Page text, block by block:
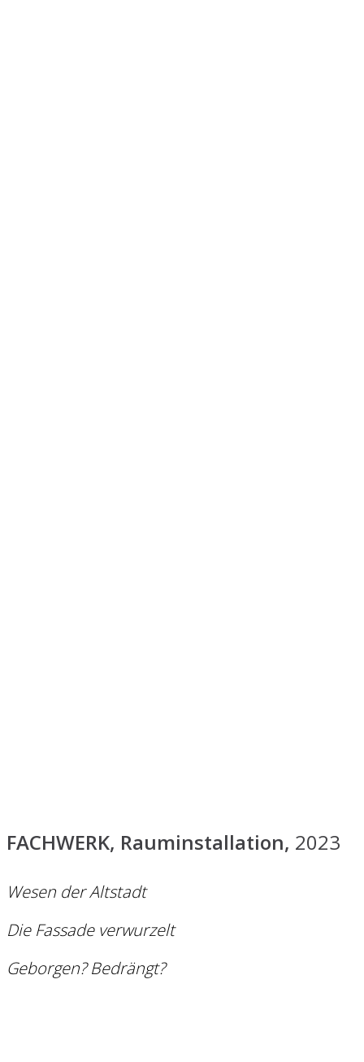
FACHWERK, Rauminstallation, 2023
Wesen der Altstadt
Die Fassade verwurzelt
Geborgen? Bedrängt?